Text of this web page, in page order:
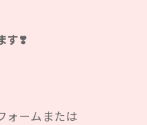
す❣️
ォームまたは